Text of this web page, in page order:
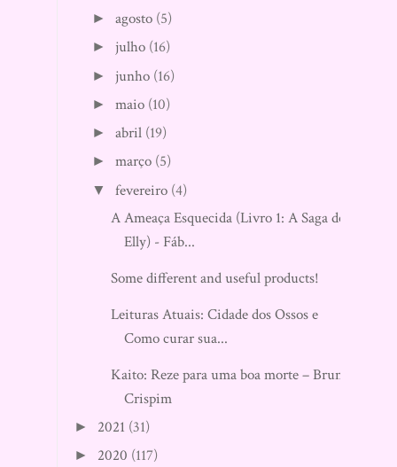
►agosto (5)
► julho (16)
► junho (16)
►maio (10)
►abril (19)
►março (5)
▼ fevereiro (4)
A Ameaça Esquecida (Livro 1: A Saga do
Elly) - Fáb...
Some different and useful products!
Leituras Atuais: Cidade dos Ossos e
Como curar sua...
Kaito: Reze para uma boa morte – Bruno
Crispim
► 2021 (31)
► 2020 (117)